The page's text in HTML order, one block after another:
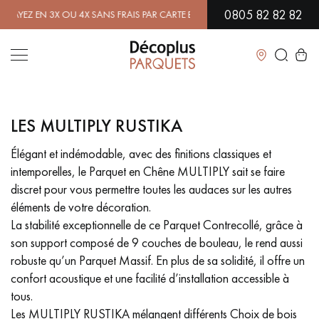
3X OU 4X SANS FRAIS PAR CARTE BANCAIRE.EN SAVOIR PLUS|
0805 82 82 82
Fermer
LES RECHERCHES LES PLUS COURANTES
PARQUET MASSIF
PARQUET CONTRECOLLÉ -
FLOTTANT
SOL PLAQUÉ BOIS VERITABLES PARQUETS À MOTIFS
PARQUET EN BOIS EXOTIQUE PARQUET VERNIS
LES MULTIPLY RUSTIKA
Élégant et indémodable, avec des finitions classiques et
intemporelles, le Parquet en Chêne MULTIPLY sait se faire
discret pour vous permettre toutes les audaces sur les autres
éléments de votre décoration.
La stabilité exceptionnelle de ce Parquet Contrecollé, grâce à
son support composé de 9 couches de bouleau, le rend aussi
robuste qu’un Parquet Massif. En plus de sa solidité, il offre un
confort acoustique et une facilité d’installation accessible à
tous.
Les MULTIPLY RUSTIKA mélangent différents Choix de bois